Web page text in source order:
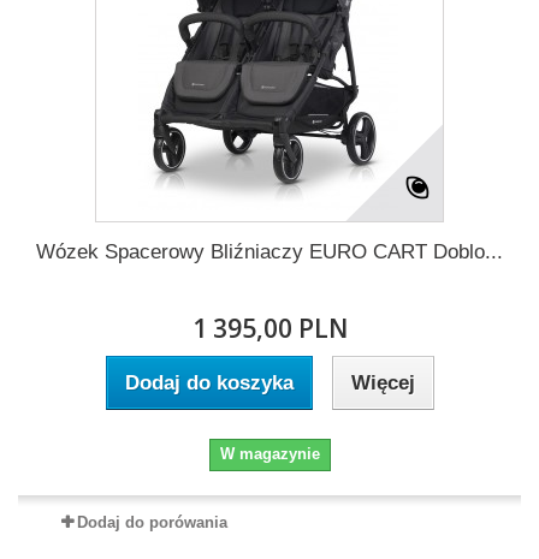
Wózek Spacerowy Bliźniaczy EURO CART Doblo...
1 395,00 PLN
Dodaj do koszyka Więcej
W magazynie
Dodaj do porówania